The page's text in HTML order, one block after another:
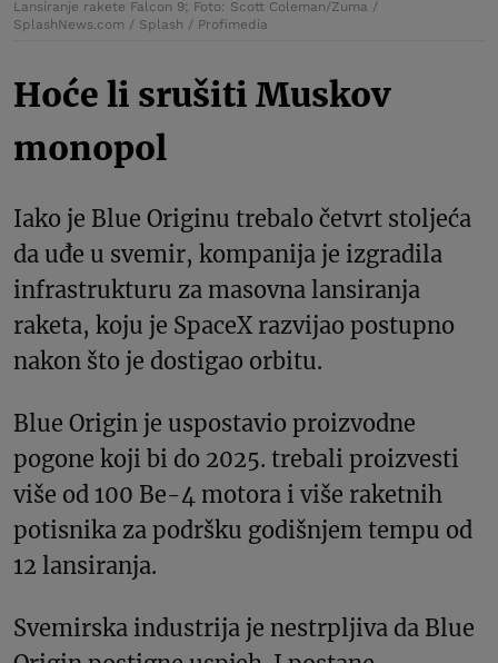
Lansiranje rakete Falcon 9; Foto: Scott Coleman/Zuma /
SplashNews.com / Splash / Profimedia
Hoće li srušiti Muskov
monopol
Iako je Blue Originu trebalo četvrt stoljeća
da uđe u svemir, kompanija je izgradila
infrastrukturu za masovna lansiranja
raketa, koju je SpaceX razvijao postupno
nakon što je dostigao orbitu.
Blue Origin je uspostavio proizvodne
pogone koji bi do 2025. trebali proizvesti
više od 100 Be-4 motora i više raketnih
potisnika za podršku godišnjem tempu od
12 lansiranja.
Svemirska industrija je nestrpljiva da Blue